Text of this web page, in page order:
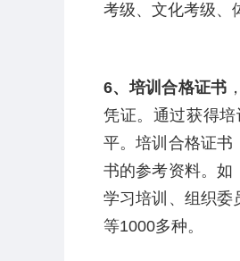
考级、文化考级、
6、培训合格证书
凭证。通过获得
平。培训合格证书
书的参考资料。如
学习培训、组织委
等1000多种。